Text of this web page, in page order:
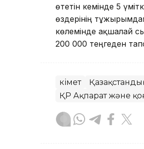
өтетін кемінде 5
өздерінің
көлемінде ақшалай
200 000 теңгеден
Үкімет
ҚР Ақпарат және